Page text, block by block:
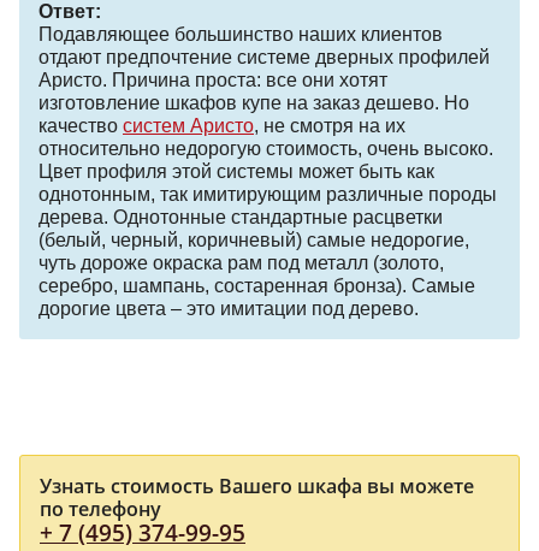
Ответ:
Подавляющее большинство наших клиентов
отдают предпочтение системе дверных профилей
Аристо. Причина проста: все они хотят
изготовление шкафов купе на заказ дешево. Но
качество систем Аристо, не смотря на их
относительно недорогую стоимость, очень высоко.
Цвет профиля этой системы может быть как
однотонным, так имитирующим различные породы
дерева. Однотонные стандартные расцветки
(белый, черный, коричневый) самые недорогие,
чуть дороже окраска рам под металл (золото,
серебро, шампань, состаренная бронза). Самые
дорогие цвета – это имитации под дерево.
Узнать стоимость Вашего шкафа вы можете
по телефону
+ 7 (495) 374-99-95